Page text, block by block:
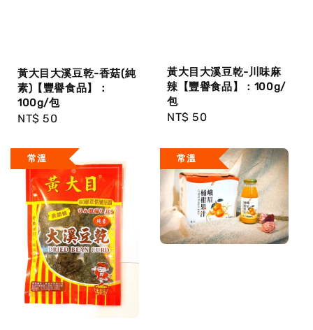
黃大目大溪豆乾-香菇(純
素)【豐譽食品】：
100g/包
Regular
NT$ 50
黃大目大溪豆乾-川味麻
辣【豐譽食品】：100g/
包
Regular
NT$ 50
常溫 常溫